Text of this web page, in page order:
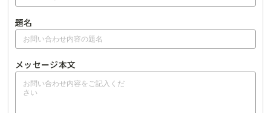
題名
メッセージ本文